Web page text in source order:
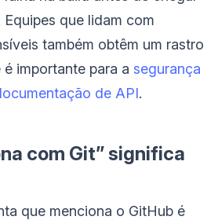
que lidam com
também obtêm um rastro
importante para a segurança
de API.
com Git” significa
que menciona o GitHub é